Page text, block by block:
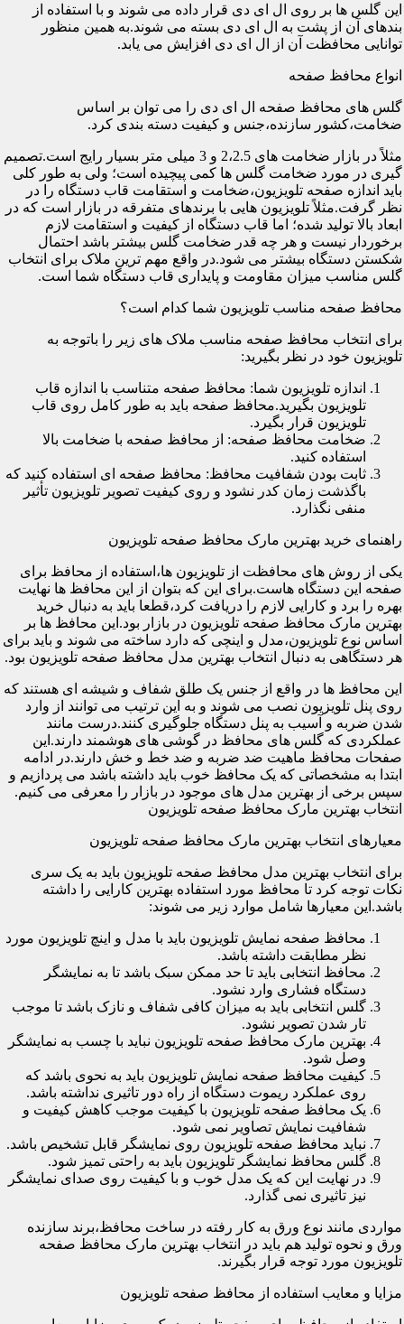
این گلس ها بر روی ال ای دی قرار داده می شوند و با استفاده از
بندهای آن از پشت به ال ای دی بسته می شوند.به همین منظور
توانایی محافظت آن از ال ای دی افزایش می یابد.
انواع محافظ صفحه
گلس های محافظ صفحه ال ای دی را می توان بر اساس
ضخامت،کشور سازنده،جنس و کیفیت دسته بندی کرد.
مثلاً در بازار ضخامت های 2،2.5 و 3 میلی متر بسیار رایج است.تصمیم
گیری در مورد ضخامت گلس ها کمی پیچیده است؛ ولی به طور کلی
باید اندازه صفحه تلویزیون،ضخامت و استقامت قاب دستگاه را در
نظر گرفت.مثلاً تلویزیون هایی با برندهای متفرقه در بازار است که در
ابعاد بالا تولید شده؛ اما قاب دستگاه از کیفیت و استقامت لازم
برخوردار نیست و هر چه قدر ضخامت گلس بیشتر باشد احتمال
شکستن دستگاه بیشتر می شود.در واقع مهم ترین ملاک برای انتخاب
گلس مناسب میزان مقاومت و پایداری قاب دستگاه شما است.
محافظ صفحه مناسب تلویزیون شما کدام است؟
برای انتخاب محافظ صفحه مناسب ملاک های زیر را باتوجه به
تلویزیون خود در نظر بگیرید:
اندازه تلویزیون شما: محافظ صفحه متناسب با اندازه قاب
تلویزیون بگیرید.محافظ صفحه باید به طور کامل روی قاب
تلویزیون قرار بگیرد.
ضخامت محافظ صفحه: از محافظ صفحه با ضخامت بالا
استفاده کنید.
ثابت بودن شفافیت محافظ: محافظ صفحه ای استفاده کنید که
باگذشت زمان کدر نشود و روی کیفیت تصویر تلویزیون تأثیر
منفی نگذارد.
راهنمای خرید بهترین مارک محافظ صفحه تلویزیون
یکی از روش های محافظت از تلویزیون ها،استفاده از محافظ برای
صفحه این دستگاه هاست.برای این که بتوان از این محافظ ها نهایت
بهره را برد و کارایی لازم را دریافت کرد،قطعا باید به دنبال خرید
بهترین مارک محافظ صفحه تلویزیون در بازار بود.این محافظ ها بر
اساس نوع تلویزیون،مدل و اینچی که دارد ساخته می شوند و باید برای
هر دستگاهی به دنبال انتخاب بهترین مدل محافظ صفحه تلویزیون بود.
این محافظ ها در واقع از جنس یک طلق شفاف و شیشه ای هستند که
روی پنل تلویزیون نصب می شوند و به این ترتیب می توانند از وارد
شدن ضربه و آسیب به پنل دستگاه جلوگیری کنند.درست مانند
عملکردی که گلس های محافظ در گوشی های هوشمند دارند.این
صفحات محافظ ماهیت ضد ضربه و ضد خط و خش دارند.در ادامه
ابتدا به مشخصاتی که یک محافظ خوب باید داشته باشد می پردازیم و
سپس برخی از بهترین مدل های موجود در بازار را معرفی می کنیم.
انتخاب بهترین مارک محافظ صفحه تلویزیون
معیارهای انتخاب بهترین مارک محافظ صفحه تلویزیون
برای انتخاب بهترین مدل محافظ صفحه تلویزیون باید به یک سری
نکات توجه کرد تا محافظ مورد استفاده بهترین کارایی را داشته
باشد.این معیارها شامل موارد زیر می شوند:
محافظ صفحه نمایش تلویزیون باید با مدل و اینچ تلویزیون مورد
نظر مطابقت داشته باشد.
محافظ انتخابی باید تا حد ممکن سبک باشد تا به نمایشگر
دستگاه فشاری وارد نشود.
گلس انتخابی باید به میزان کافی شفاف و نازک باشد تا موجب
تار شدن تصویر نشود.
بهترین مارک محافظ صفحه تلویزیون نباید با چسب به نمایشگر
وصل شود.
کیفیت محافظ صفحه نمایش تلویزیون باید به نحوی باشد که
روی عملکرد ریموت دستگاه از راه دور تاثیری نداشته باشد.
یک محافظ صفحه تلویزیون با کیفیت موجب کاهش کیفیت و
شفافیت نمایش تصاویر نمی شود.
نباید محافظ صفحه تلویزیون روی نمایشگر قابل تشخیص باشد.
گلس محافظ نمایشگر تلویزیون باید به راحتی تمیز شود.
در نهایت این که یک مدل خوب و با کیفیت روی صدای نمایشگر
نیز تاثیری نمی گذارد.
مواردی مانند نوع ورق به کار رفته در ساخت محافظ،برند سازنده
ورق و نحوه تولید هم باید در انتخاب بهترین مارک محافظ صفحه
تلویزیون مورد توجه قرار بگیرند.
مزایا و معایب استفاده از محافظ صفحه تلویزیون